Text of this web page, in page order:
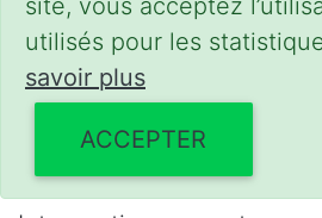
site, vous acceptez
utilisés pour les
savoir plus
ACCEPTER
Contact
Phone : 0475 47 20 19
Email :mobilii@tcontact.me
Décalaminage &
domicile